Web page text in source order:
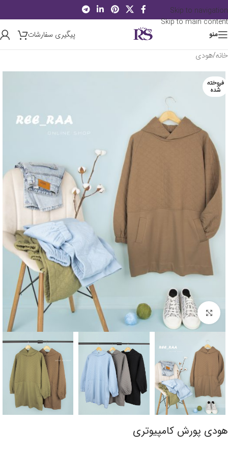
Skip to navigation
Skip to main content
منو
پیگیری سفارشات
خانه/هودی
فروخته
شده
برای بزرگنمایی کلیک کنید
هودی پورش کامپیوتری